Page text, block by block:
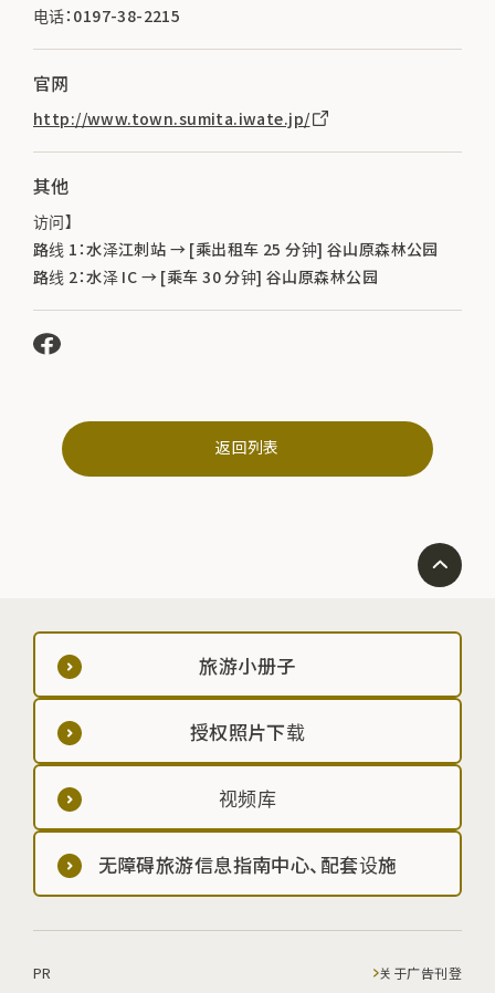
电话：0197-38-2215
官网
http://www.town.sumita.iwate.jp/
其他
访问】
路线 1：水泽江刺站 → [乘出租车 25 分钟] 谷山原森林公园
路线 2：水泽 IC → [乘车 30 分钟] 谷山原森林公园
返回列表
旅游小册子
授权照片下载
视频库
无障碍旅游信息指南中心、配套设施
PR 关于广告刊登